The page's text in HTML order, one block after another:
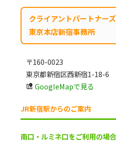
クライアントパートナーズ
東京本店新宿事務所
〒160-0023
東京都新宿区西新宿1-18-6
GoogleMapで見る
JR新宿駅からのご案内
南口・ルミネ口をご利用の場合